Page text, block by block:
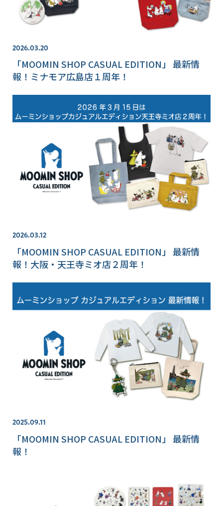
2026.03.20
「MOOMIN SHOP CASUAL EDITION」 最新情
報！ミナモア広島店１周年！
2026.03.12
「MOOMIN SHOP CASUAL EDITION」 最新情
報！大阪・天王寺ミオ店２周年！
2025.09.11
「MOOMIN SHOP CASUAL EDITION」 最新情
報！